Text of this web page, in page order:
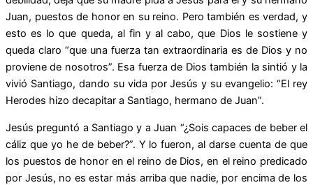
Juan, puestos de honor en su reino. Pero también es verdad, y
esto es lo que queda, al fin y al cabo, que Dios le sostiene y
queda claro “que una fuerza tan extraordinaria es de Dios y no
proviene de nosotros”. Esa fuerza de Dios también la sintió y la
vivió Santiago, dando su vida por Jesús y su evangelio: “El rey
Herodes hizo decapitar a Santiago, hermano de Juan”.
Jesús preguntó a Santiago y a Juan “¿Sois capaces de beber el
cáliz que yo he de beber?”. Y lo fueron, al darse cuenta de que
los puestos de honor en el reino de Dios, en el reino predicado
por Jesús, no es estar más arriba que nadie, por encima de los